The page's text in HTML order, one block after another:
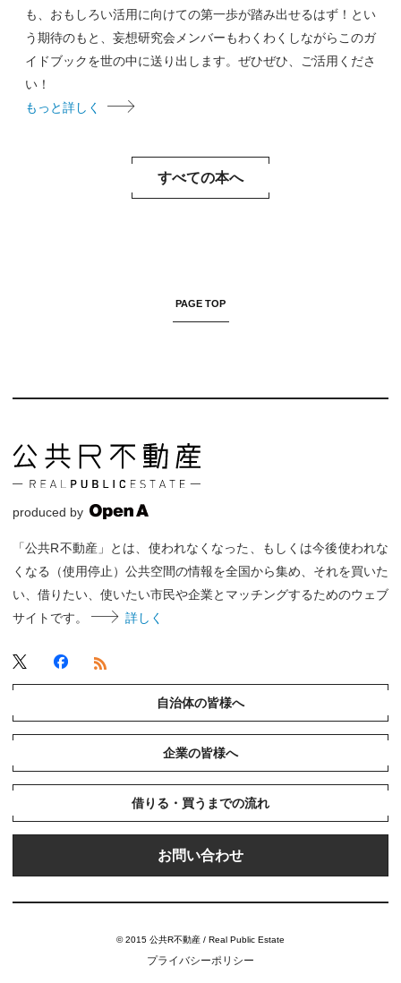
も、おもしろい活用に向けての第一歩が踏み出せるはず！とい
う期待のもと、妄想研究会メンバーもわくわくしながらこのガ
イドブックを世の中に送り出します。ぜひぜひ、ご活用くださ
い！
もっと詳しく
すべての本へ
PAGE TOP
produced by
「公共R不動産」とは、使われなくなった、もしくは今後使われな
くなる（使用停止）公共空間の情報を全国から集め、それを買いた
い、借りたい、使いたい市民や企業とマッチングするためのウェブ
サイトです。
詳しく
自治体の皆様へ
企業の皆様へ
借りる・買うまでの流れ
お問い合わせ
© 2015 公共R不動産 / Real Public Estate
プライバシーポリシー